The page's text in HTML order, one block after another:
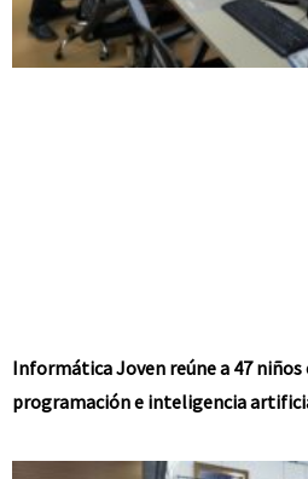
Informática Joven reúne a 47
programación e inteligencia